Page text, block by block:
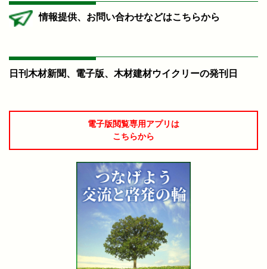
情報提供、お問い合わせなどはこちらから
日刊木材新聞、電子版、木材建材ウイクリーの発刊日
電子版閲覧専用アプリは
こちらから